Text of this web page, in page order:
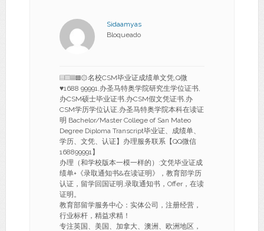
Sidaamyas
Bloqueado
▤▥▦▩۞名校CSM毕业证成绩单文凭,Q微
♥1688 99991,办圣马特奥学院研究生学位证书,
办CSM硕士毕业证书,办CSM假文凭证书,办
CSM学历学位认证,办圣马特奥学院本科在读证
明 Bachelor/Master College of San Mateo
Degree Diploma Transcript毕业证、成绩单、
学历、文凭、认证】办理服务联系【QQ微信
168899991】
办理（和学校版本一模一样的）:文凭毕业证成
绩单+《录取通知书&在读证明》，教育部学历
认证，留学回国证明,录取通知书，Offer，在读
证明。
教育部留学服务中心：实体公司，注册经营，
行业标杆，精益求精！
专注英国、美国、加拿大、澳洲、欧洲地区，